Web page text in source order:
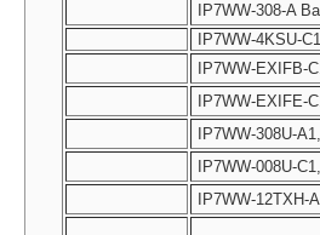
IP7WW-308-A
IP7WW-4KSU-
IP7WW-EXIFB-
IP7WW-EXIFE-
IP7WW-308U-
IP7WW-008U-
IP7WW-